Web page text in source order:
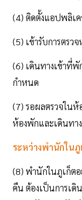
(4) ติดตั้งแอปพลิเ
(5) เข้ารับการตรว
(6) เดินทางเข้าที่พั
กำหนด
(7) รอผลตรวจในห้
ห้องพักและเดินทา
ระหว่างพำนักในภู
(8) พำนักในภูเก็ต
คืน ต้องเป็นการเดิ